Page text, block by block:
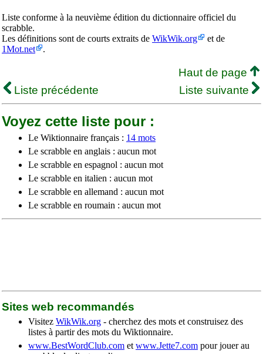
Liste conforme à la neuvième édition du dictionnaire officiel du
scrabble.
Les définitions sont de courts extraits de WikWik.org
et de
1Mot.net
.
Haut de page
Liste précédente
Liste suivante
Voyez cette liste pour :
Le Wiktionnaire français : 14 mots
Le scrabble en anglais : aucun mot
Le scrabble en espagnol : aucun mot
Le scrabble en italien : aucun mot
Le scrabble en allemand : aucun mot
Le scrabble en roumain : aucun mot
Sites web recommandés
Visitez WikWik.org - cherchez des mots et construisez des
listes à partir des mots du Wiktionnaire.
www.BestWordClub.com et www.Jette7.com pour jouer au